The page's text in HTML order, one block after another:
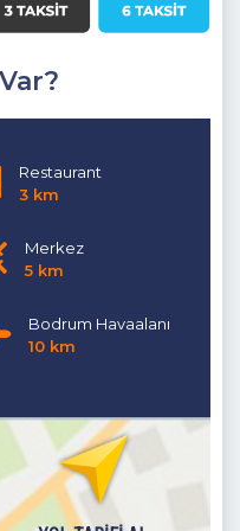
Çamaşır makinesi,
ısıtıcı, 6 kişilik yemek
Komidin, Klima,
kenarına çıkış
yatak şeklini alabilen
Restaurant
3 km
Merkez
5 km
Bodrum Havaalanı
10 km